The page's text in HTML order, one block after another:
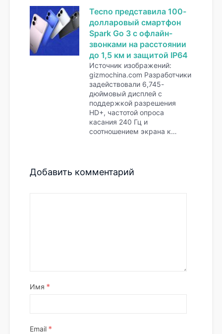
Tecno представила 100-
долларовый смартфон
Spark Go 3 с офлайн-
звонками на расстоянии
до 1,5 км и защитой IP64
Источник изображений:
gizmochina.com Разработчики
задействовали 6,745-
дюймовый дисплей с
поддержкой разрешения
HD+, частотой опроса
касания 240 Гц и
соотношением экрана к…
Добавить комментарий
Имя *
Email *